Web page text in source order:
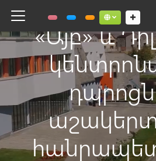
Toggle navigation Social
«Այբ» և